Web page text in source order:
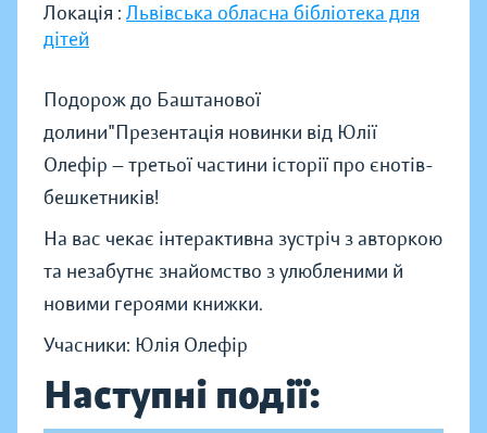
Локація : Львівська обласна бібліотека для
дітей
Подорож до Баштанової
долини"Презентація новинки від Юлії
Олефір — третьої частини історії про єнотів-
бешкетників!
На вас чекає інтерактивна зустріч з авторкою
та незабутнє знайомство з улюбленими й
новими героями книжки.
Учасники: Юлія Олефір
Наступні події: